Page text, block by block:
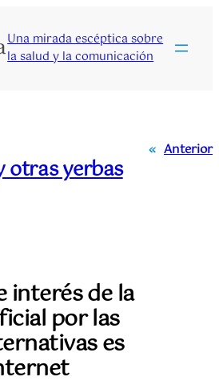
Una mirada escéptica sobre
la salud y la comunicación
« Anterior
otras yerbas
interés de la
por las
es